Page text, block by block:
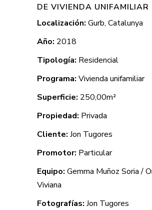
DE VIVIENDA UNIFAMILIAR
Localización: Gurb, Catalunya
Año: 2018
Tipología: Residencial
Programa: Vivienda unifamiliar
Superficie: 250,00m²
Propiedad: Privada
Cliente: Jon Tugores
Promotor: Particular
Equipo: Gemma Muñoz Soria /
Viviana
Fotografías: Jon Tugores